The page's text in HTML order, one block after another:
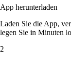
App herunterladen
Laden Sie die App,
legen Sie in Minuten
2